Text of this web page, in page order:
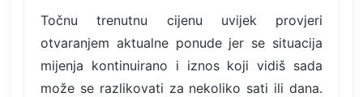
Točnu trenutnu cijenu uvijek provjeri
otvaranjem aktualne ponude jer se situacija
mijenja kontinuirano i iznos koji vidiš sada
može se razlikovati za nekoliko sati ili dana.